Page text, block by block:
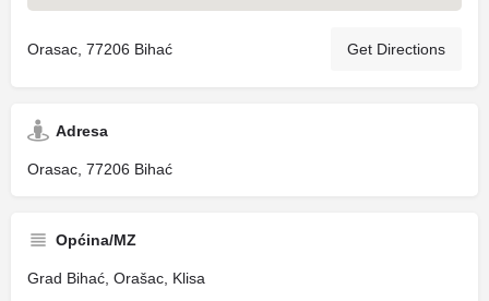
Orasac, 77206 Bihać Get Directions
Adresa
Orasac, 77206 Bihać
Općina/MZ
Grad Bihać, Orašac, Klisa